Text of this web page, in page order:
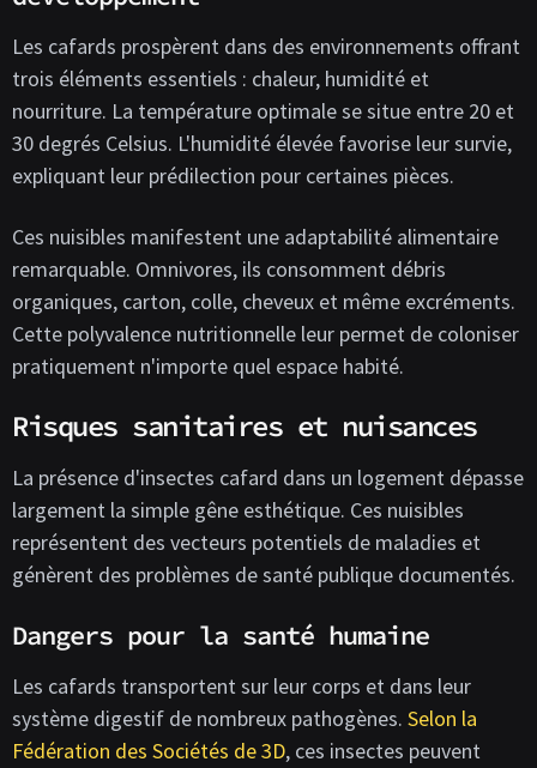
Les cafards prospèrent dans des environnements offrant
trois éléments essentiels : chaleur, humidité et
nourriture. La température optimale se situe entre 20 et
30 degrés Celsius. L'humidité élevée favorise leur survie,
expliquant leur prédilection pour certaines pièces.
Ces nuisibles manifestent une adaptabilité alimentaire
remarquable. Omnivores, ils consomment débris
organiques, carton, colle, cheveux et même excréments.
Cette polyvalence nutritionnelle leur permet de coloniser
pratiquement n'importe quel espace habité.
Risques sanitaires et nuisances
La présence d'insectes cafard dans un logement dépasse
largement la simple gêne esthétique. Ces nuisibles
représentent des vecteurs potentiels de maladies et
génèrent des problèmes de santé publique documentés.
Dangers pour la santé humaine
Les cafards transportent sur leur corps et dans leur
système digestif de nombreux pathogènes. Selon la
Fédération des Sociétés de 3D, ces insectes peuvent